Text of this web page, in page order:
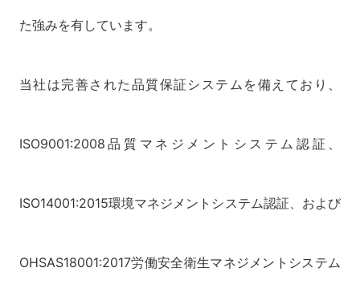
た強みを有しています。
当社は完善された品質保証システムを備えており、
ISO9001:2008品質マネジメントシステム認証、
ISO14001:2015環境マネジメントシステム認証、および
OHSAS18001:2017労働安全衛生マネジメントシステム